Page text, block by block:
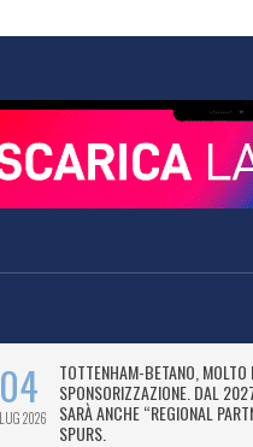
04
LUG 2026
TOTTENHAM-BETANO,
SPONSORIZZAZIONE. DAL
SARÀ ANCHE “REGIONAL
SPURS.